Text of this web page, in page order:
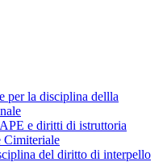
per la disciplina dellla
e diritti di istruttoria
Cimiteriale
del diritto di interpello